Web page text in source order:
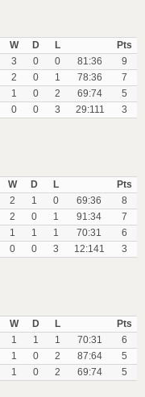
W D L
Pts
3 0 0 81:36
9
2 0 1 78:36
7
1 0 2 69:74
5
0 0 3 29:111 3
W D L
Pts
2 1 0 69:36
8
2 0 1 91:34
7
1 1 1 70:31
6
0 0 3 12:141 3
W D L
Pts
1 1 1 70:31
6
1 0 2 87:64
5
1 0 2 69:74 5